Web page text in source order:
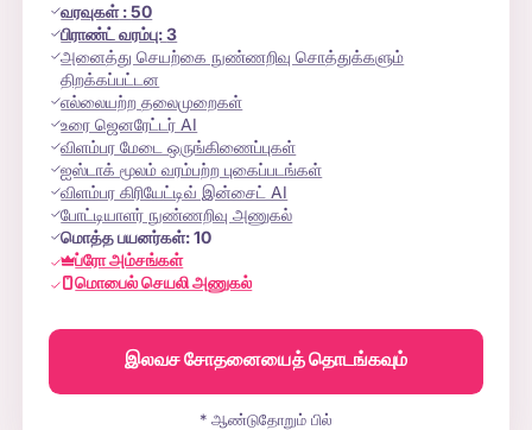
வரவுகள்:50
பிராண்ட் வரம்பு:3
அனைத்து செயற்கை நுண்ணறிவு சொத்துக்களும்
திறக்கப்பட்டன
எல்லையற்ற தலைமுறைகள்
உரை ஜெனரேட்டர் AI
விளம்பர மேடை ஒருங்கிணைப்புகள்
ஐஸ்டாக் மூலம் வரம்பற்ற புகைப்படங்கள்
விளம்பர கிரியேட்டிவ் இன்சைட் AI
போட்டியாளர் நுண்ணறிவு அணுகல்
மொத்த பயனர்கள்:10
ப்ரோ அம்சங்கள்
மொபைல் செயலி அணுகல்
இலவச சோதனையைத் தொடங்கவும்
* ஆண்டுதோறும் பில்